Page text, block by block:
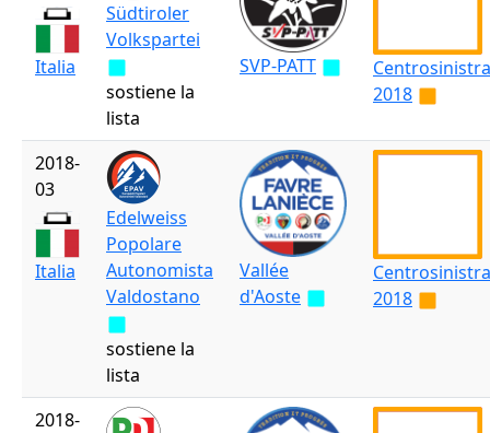
Italia
Südtiroler
Volkspartei
sostiene la
lista
SVP-PATT
Centrosinistra
2018
2018-
03
Italia
Edelweiss
Popolare
Autonomista
Valdostano
sostiene la
lista
Vallée
d'Aoste
Centrosinistra
2018
2018-